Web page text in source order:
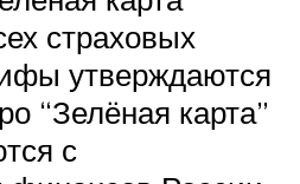
страховых
утверждаются
“Зелёная карта”
с